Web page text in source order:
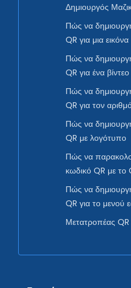
Δημιουργός
Πώς να
QR για μια εικόνα
Πώς να
QR για ένα βίντεο
Πώς να
QR για τον
Πώς να
QR με λογότυπο
Πώς να
κωδικό QR με
Πώς να
QR για το μενού
Μετατροπέας